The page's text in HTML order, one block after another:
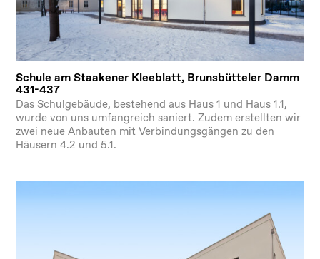
Schule am Staakener Kleeblatt, Brunsbütteler Damm
431-437
Das Schulgebäude, bestehend aus Haus 1 und Haus 1.1,
wurde von uns umfangreich saniert. Zudem erstellten wir
zwei neue Anbauten mit Verbindungsgängen zu den
Häusern 4.2 und 5.1.